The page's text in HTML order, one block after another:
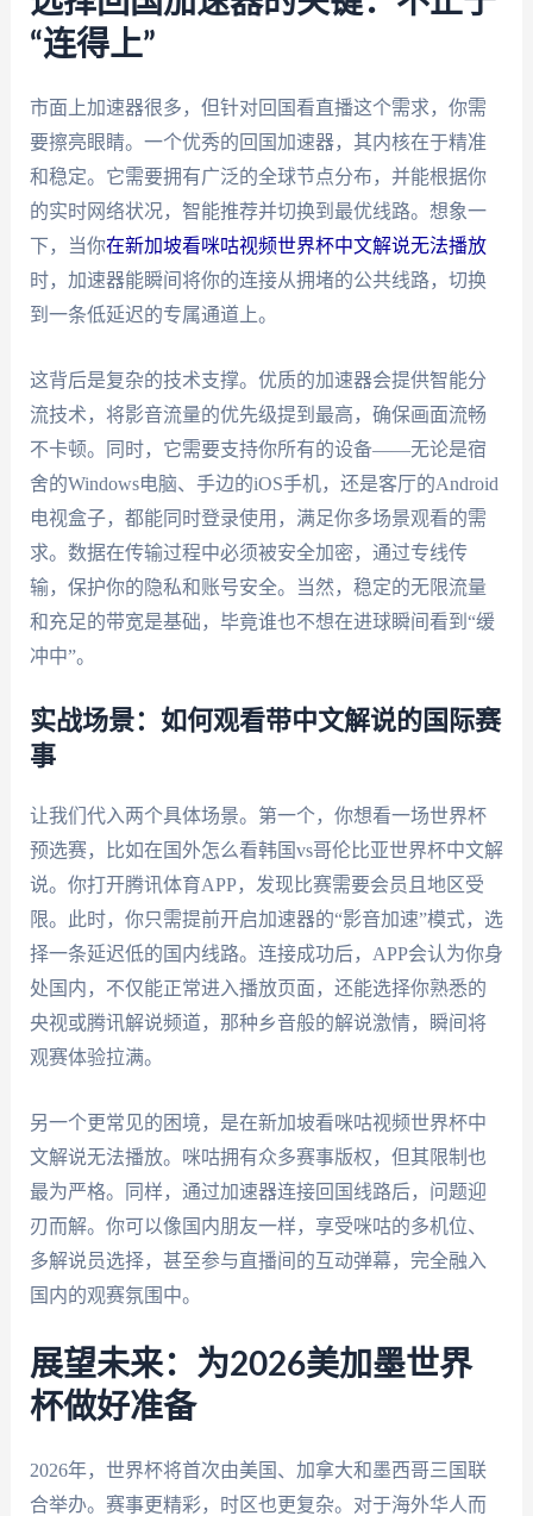
“连得上”
市面上加速器很多，但针对回国看直播这个需求，你需
要擦亮眼睛。一个优秀的回国加速器，其内核在于精准
和稳定。它需要拥有广泛的全球节点分布，并能根据你
的实时网络状况，智能推荐并切换到最优线路。想象一
下，当你在新加坡看咪咕视频世界杯中文解说无法播放
时，加速器能瞬间将你的连接从拥堵的公共线路，切换
到一条低延迟的专属通道上。
这背后是复杂的技术支撑。优质的加速器会提供智能分
流技术，将影音流量的优先级提到最高，确保画面流畅
不卡顿。同时，它需要支持你所有的设备——无论是宿
舍的Windows电脑、手边的iOS手机，还是客厅的Android
电视盒子，都能同时登录使用，满足你多场景观看的需
求。数据在传输过程中必须被安全加密，通过专线传
输，保护你的隐私和账号安全。当然，稳定的无限流量
和充足的带宽是基础，毕竟谁也不想在进球瞬间看到“缓
冲中”。
实战场景：如何观看带中文解说的国际赛
事
让我们代入两个具体场景。第一个，你想看一场世界杯
预选赛，比如在国外怎么看韩国vs哥伦比亚世界杯中文解
说。你打开腾讯体育APP，发现比赛需要会员且地区受
限。此时，你只需提前开启加速器的“影音加速”模式，选
择一条延迟低的国内线路。连接成功后，APP会认为你身
处国内，不仅能正常进入播放页面，还能选择你熟悉的
央视或腾讯解说频道，那种乡音般的解说激情，瞬间将
观赛体验拉满。
另一个更常见的困境，是在新加坡看咪咕视频世界杯中
文解说无法播放。咪咕拥有众多赛事版权，但其限制也
最为严格。同样，通过加速器连接回国线路后，问题迎
刃而解。你可以像国内朋友一样，享受咪咕的多机位、
多解说员选择，甚至参与直播间的互动弹幕，完全融入
国内的观赛氛围中。
展望未来：为2026美加墨世界
杯做好准备
2026年，世界杯将首次由美国、加拿大和墨西哥三国联
合举办。赛事更精彩，时区也更复杂。对于海外华人而